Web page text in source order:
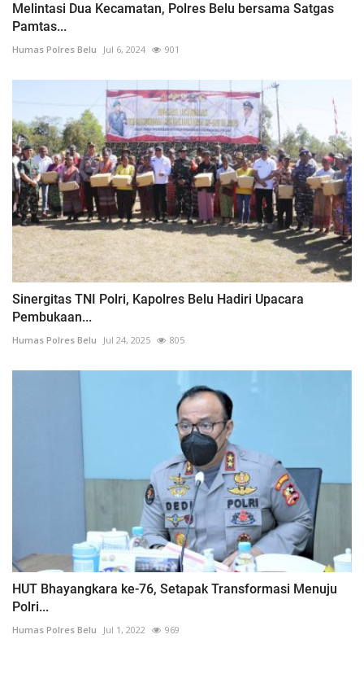
Melintasi Dua Kecamatan, Polres Belu bersama Satgas
Pamtas...
Humas Polres Belu Jul 6, 2024 901
Sinergitas TNI Polri, Kapolres Belu Hadiri Upacara
Pembukaan...
Humas Polres Belu Jul 24, 2025 805
HUT Bhayangkara ke-76, Setapak Transformasi Menuju
Polri...
Humas Polres Belu Jul 1, 2022 969